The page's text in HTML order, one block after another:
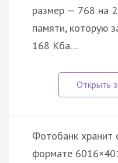
размер — 768 на
памяти, которую
168 Кба…
Фотобанк хранит
формате